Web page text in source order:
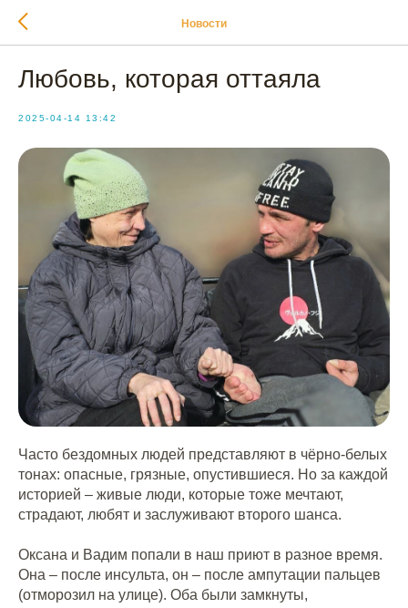
Новости
Любовь, которая оттаяла
2025-04-14 13:42
Часто бездомных людей представляют в чёрно-белых
тонах: опасные, грязные, опустившиеся. Но за каждой
историей – живые люди, которые тоже мечтают,
страдают, любят и заслуживают второго шанса.
Оксана и Вадим попали в наш приют в разное время.
Она – после инсульта, он – после ампутации пальцев
(отморозил на улице). Оба были замкнуты,